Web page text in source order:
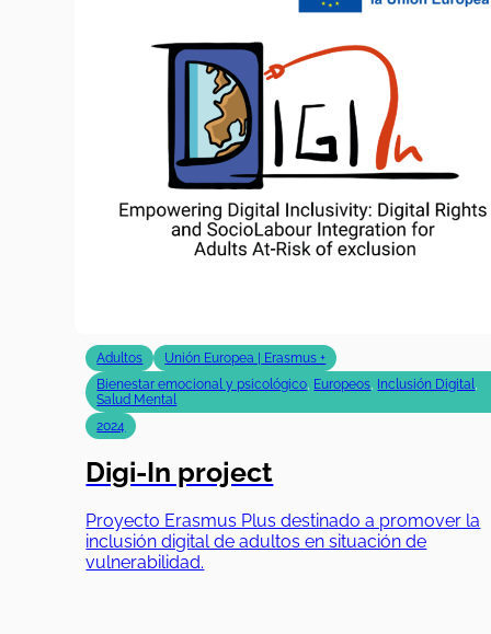
Adultos
Unión Europea | Erasmus +
Bienestar emocional y psicológico, Europeos, Inclusión Digital,
Salud Mental
2024
Digi-In project
Proyecto Erasmus Plus destinado a promover la
inclusión digital de adultos en situación de
vulnerabilidad.